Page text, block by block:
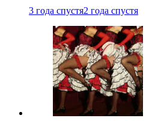
3 года спустя2 года спустя